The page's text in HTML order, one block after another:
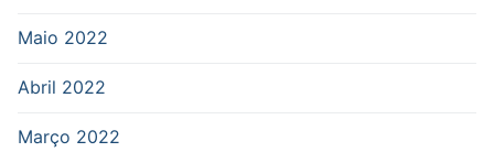
Maio 2022
Abril 2022
Março 2022